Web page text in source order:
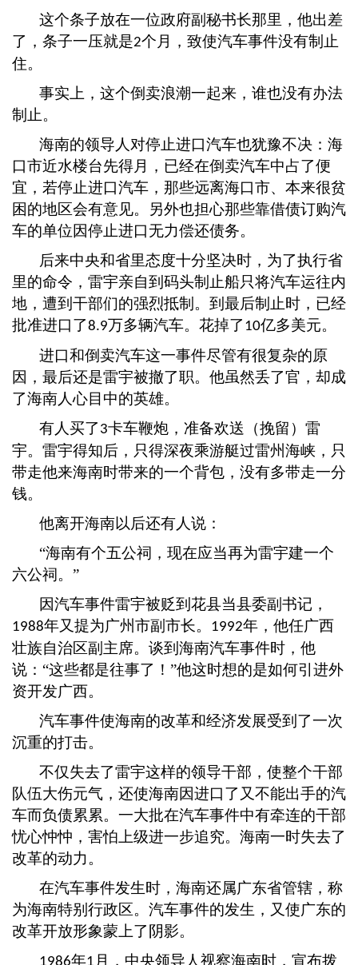
这个条子放在一位政府副秘书长那里，他出差
了，条子一压就是2个月，致使汽车事件没有制止
住。
事实上，这个倒卖浪潮一起来，谁也没有办法
制止。
海南的领导人对停止进口汽车也犹豫不决：海
口市近水楼台先得月，已经在倒卖汽车中占了便
宜，若停止进口汽车，那些远离海口市、本来很贫
困的地区会有意见。另外也担心那些靠借债订购汽
车的单位因停止进口无力偿还债务。
后来中央和省里态度十分坚决时，为了执行省
里的命令，雷宇亲自到码头制止船只将汽车运往内
地，遭到干部们的强烈抵制。到最后制止时，已经
批准进口了8.9万多辆汽车。花掉了 10亿多美元。
进口和倒卖汽车这一事件尽管有很复杂的原
因，最后还是雷宇被撤了职。他虽然丢了官，却成
了海南人心目中的英雄。
有人买了 3卡车鞭炮，准备欢送（挽留）雷
宇。雷宇得知后，只得深夜乘游艇过雷州海峡，只
带走他来海南时带来的一个背包，没有多带走一分
钱。
他离开海南以后还有人说：
“海南有个五公祠，现在应当再为雷宇建一个
六公祠。”
因汽车事件雷宇被贬到花县当县委副书记，
1988年又提为广州市副市长。 1992年，他任广西
壮族自治区副主席。谈到海南汽车事件时，他
说：“这些都是往事了！”他这时想的是如何引进外
资开发广西。
汽车事件使海南的改革和经济发展受到了一次
沉重的打击。
不仅失去了雷宇这样的领导干部，使整个干部
队伍大伤元气，还使海南因进口了又不能出手的汽
车而负债累累。一大批在汽车事件中有牵连的干部
忧心忡忡，害怕上级进一步追究。海南一时失去了
改革的动力。
在汽车事件发生时，海南还属广东省管辖，称
为海南特别行政区。汽车事件的发生，又使广东的
改革开放形象蒙上了阴影。
年 月，中央领导人视察海南时，宣布拨